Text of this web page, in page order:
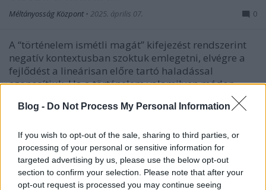
Blog - Do Not Process My Personal Information
If you wish to opt-out of the sale, sharing to third parties, or
processing of your personal or sensitive information for
targeted advertising by us, please use the below opt-out
section to confirm your selection. Please note that after your
opt-out request is processed you may continue seeing
Méltányosság Központ • 2025. április 07. 0
A “történelem ismétli magát” kifejezést rendszerint
negatív kontextusban szoktuk emlegetni, elvégre a
fejlődést a lineárisan előre tartó haladással
azonosítjuk. Ha a történelem valamilyen módon
visszatér, azt kudarcként éljük meg. Amit úgy érzünk
egyszer már meghaladtunk, végleges, lezárt ügy,